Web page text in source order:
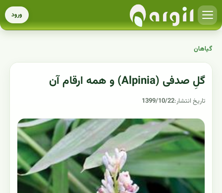
ورود
گیاهان
گلِ صدفی (Alpinia) و همه ارقام آن
تاریخ انتشار:1399/10/22